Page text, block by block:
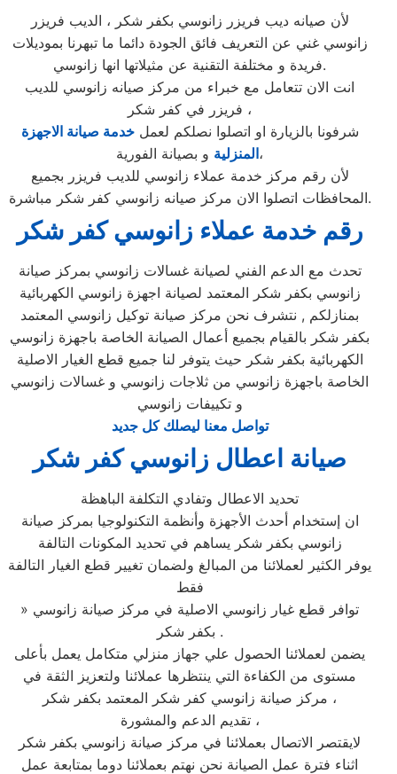
لأن صيانه ديب فريزر زانوسي بكفر شكر ، الديب فريزر
زانوسي غني عن التعريف فائق الجودة دائما ما تبهرنا بموديلات
فريدة و مختلفة التقنية عن مثيلاتها انها زانوسي.
انت الان تتعامل مع خبراء من مركز صيانه زانوسي للديب
فريزر في كفر شكر ،
شرفونا بالزيارة او اتصلوا نصلكم لعملخدمة صيانة الاجهزة
المنزليةو بصيانة الفورية،
لأن رقم مركز خدمة عملاء زانوسي للديب فريزر بجميع
المحافظات اتصلوا الان مركز صيانه زانوسي كفر شكر مباشرة.
رقم خدمة عملاء زانوسي كفر شكر
تحدث مع الدعم الفني لصيانة غسالات زانوسي بمركز صيانة
زانوسي بكفر شكر المعتمد لصيانة اجهزة زانوسي الكهربائية
بمنازلكم , نتشرف نحن مركز صيانة توكيل زانوسي المعتمد
بكفر شكر بالقيام بجميع أعمال الصيانة الخاصة باجهزة زانوسي
الكهربائية بكفر شكر حيث يتوفر لنا جميع قطع الغيار الاصلية
الخاصة باجهزة زانوسي من ثلاجات زانوسي و غسالات زانوسي
و تكييفات زانوسي
تواصل معنا ليصلك كل جديد
صيانة اعطال زانوسي كفر شكر
تحديد الاعطال وتفادي التكلفة الباهظة
ان إستخدام أحدث الأجهزة وأنظمة التكنولوجيا بمركز صيانة
زانوسي بكفر شكر يساهم في تحديد المكونات التالفة
يوفر الكثير لعملائنا من المبالغ ولضمان تغيير قطع الغيار التالفة
فقط
» توافر قطع غيار زانوسي الاصلية في مركز صيانة زانوسي
بكفر شكر .
يضمن لعملائنا الحصول علي جهاز منزلي متكامل يعمل بأعلى
مستوى من الكفاءة التي ينتظرها عملائنا ولتعزيز الثقة في
مركز صيانة زانوسي كفر شكر المعتمد بكفر شكر ،
تقديم الدعم والمشورة ،
لايقتصر الاتصال بعملائنا في مركز صيانة زانوسي بكفر شكر
اثناء فترة عمل الصيانة نحن نهتم بعملائنا دوما بمتابعة عمل